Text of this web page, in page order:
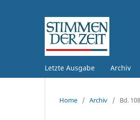
Letzte Ausgabe Archiv
Home / Archiv / Bd.